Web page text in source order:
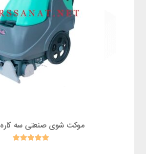
موکت شوی صنعتی سه کاره HY32